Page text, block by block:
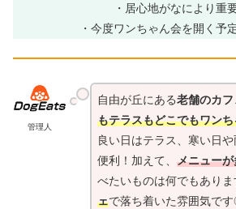
・居心地がなにより重
・今度ワンちゃん会を開く予
管理人
自由が丘にある老舗のカフ
もテラスもどこでもワン
良い日はテラス、寒い日
便利！加えて、 メニューが
べたいものは何でもありま
ェで落ち着いた雰囲気で